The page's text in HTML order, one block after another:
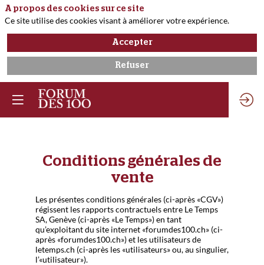
Conditions générales de
vente
Les présentes conditions générales (ci-après «CGV»)
régissent les rapports contractuels entre Le Temps
SA, Genève (ci-après «Le Temps») en tant
qu’exploitant du site internet «forumdes100.ch» (ci-
après «forumdes100.ch») et les utilisateurs de
letemps.ch (ci-après les «utilisateurs» ou, au singulier,
l’«utilisateur»).
A propos des cookies sur ce site
Ce site utilise des cookies visant à améliorer votre expérience.
Accepter
Refuser